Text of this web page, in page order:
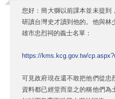
您好：簡大獅以前課本並未提到
研讀台灣史才讀到他的。他與林
雄市忠烈祠的義士名單：
https://kms.kcg.gov.tw/
可見政府現在還不敢把他們從忠
資料都已經堂而皇之的稱他們為